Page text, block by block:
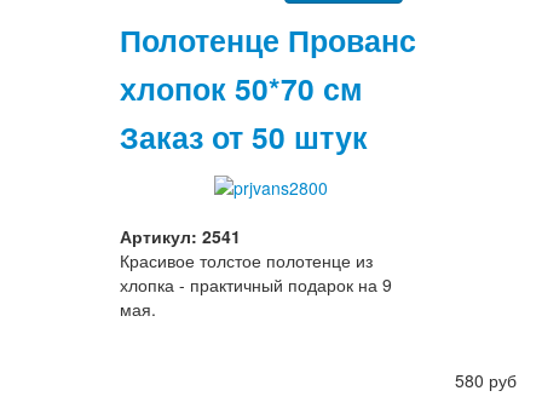
Полотенце Прованс
хлопок 50*70 см
Заказ от 50 штук
Артикул: 2541
Красивое толстое полотенце из
хлопка - практичный подарок на 9
мая.
580 руб